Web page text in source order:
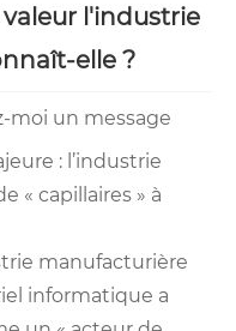
l'industrie
elle ?
moi un message
: l’industrie
« capillaires » à
manufacturière
informatique a